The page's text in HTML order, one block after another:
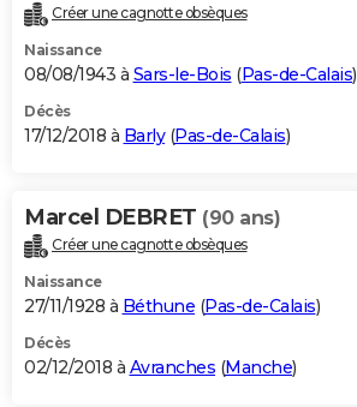
Créer une cagnotte obsèques
Naissance
08/08/1943 à Sars-le-Bois (Pas-de-Calais)
Décès
17/12/2018 à Barly(Pas-de-Calais)
Marcel DEBRET (90 ans)
Créer une cagnotte obsèques
Naissance
27/11/1928 à Béthune (Pas-de-Calais)
Décès
02/12/2018 à Avranches (Manche)